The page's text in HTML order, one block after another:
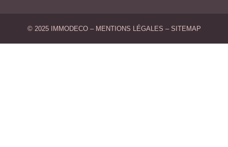
© 2025 IMMODECO – MENTIONS LÉGALES – SITEMAP